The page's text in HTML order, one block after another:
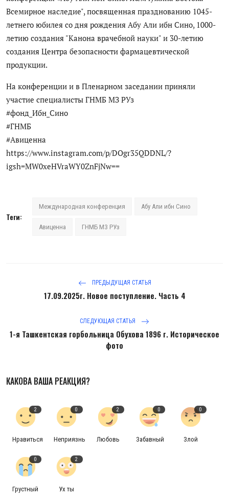
Антикоррупция
Русский
Всемирное наследие", посвященная празднованию 1045-
летнего юбилея со дня рождения Абу Али ибн Сино, 1000-
летию создания "Канона врачебной науки" и 30-летию
создания Центра безопасности фармацевтической
продукции.
На конференции и в Пленарном заседании приняли
участие специалисты ГНМБ МЗ РУз
#фонд_Ибн_Сино
#ГНМБ
#Авиценна
https://www.instagram.com/p/DOgr35QDDNL/?
igsh=MW0xeHVraWY0ZnFjNw==
Теги:
Международная конференция Абу Али ибн Сино
Авиценна ГНМБ МЗ РУз
ПРЕДЫДУЩАЯ СТАТЬЯ
17.09.2025г. Новое поступление. Часть 4
СЛЕДУЮЩАЯ СТАТЬЯ
1-я Ташкентская горбольница Обухова 1896 г. Историческое
фото
КАКОВА ВАША РЕАКЦИЯ?
2
Нравиться
0
Неприязнь
2
Любовь
0
Забавный
0
Злой
0
Грустный
2
Ух ты